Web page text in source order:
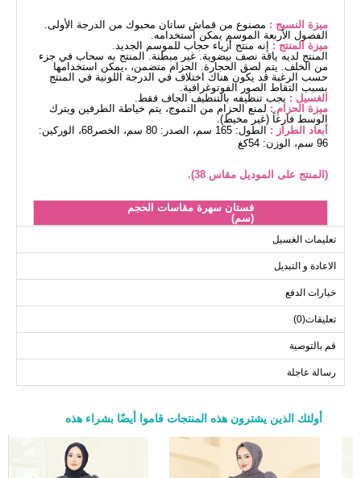
ميزة النسيج : مصنوع من قماش ساتان محبوك من الدرجة الأولى.
الفصول الأربعة الموسم يمكن استخدامه.
ميزة المنتج : إنه منتج أزياء حجاب للموسم الجديد.
المنتج لديه ياقة نصف بيضوية. غير مبطنة. المنتج به سحاب في جزء
من الخلف. يتم لصق الحجارة. الحزام متضمن، ،يمكن استخدامها
حسب الرغبة قد يكون هناك اختلاف في الدرجة اللونية في المنتج
بسبب التقاط الصور الفوتوغرافية.
الغسيل : يجب تنظيفه بالتنظيف الجاف فقط.
ميزة الحزام : لمنع الحزام من التموج، يتم خياطة الطرفين ويترك
الوسط فارغاً (غير مخيط).
أبعاد الطراز :
الطول: 165 سم، الصدر: 80 سم، الخصر68، الوركين:
96 سم، الوزن: 54كغ
(المنتج على الموديل مقاس 38).
فستان سهرة مقاسات الحجم
(سم)
الحجم
40
98
80
135--155
42
44
46
48
110
92
135--155
تعليمات الغسيل
الاعادة و التبديل
خيارات الدفع
تعليقات(0)
قم بالتوصية
رسالة عاجلة
أولئك الذين يشترون هذه المنتجات قاموا أيضًا بشراء هذه